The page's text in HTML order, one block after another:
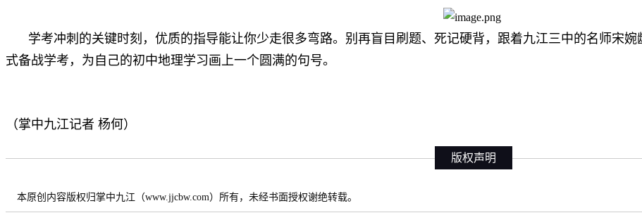
学考冲刺的关键时刻，优质的指导能让你少走很多弯路。别再盲目刷题、死记硬背，跟着九江三中的名师宋
式备战学考，为自己的初中地理学习画上一个圆满的句号。
（掌中九江记者 杨何）
版权声明
本原创内容版权归掌中九江（www.jjcbw.com）所有，未经书面授权谢绝转载。